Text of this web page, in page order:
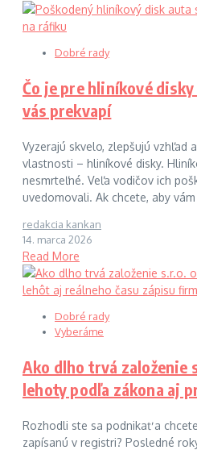
Dobré rady
Čo je pre hliníkové
vás prekvapí
Vyzerajú skvelo, zlepšujú vzhľad
vlastnosti – hliníkové disky.
nesmrteľné. Veľa vodičov ich
uvedomovali. Ak chcete, aby vám
redakcia kankan
14. marca 2026
Read More
Dobré rady
Vyberáme
Ako dlho trvá založenie
lehoty podľa zákona aj
Rozhodli ste sa podnikať a
zapísanú v registri? Posledné